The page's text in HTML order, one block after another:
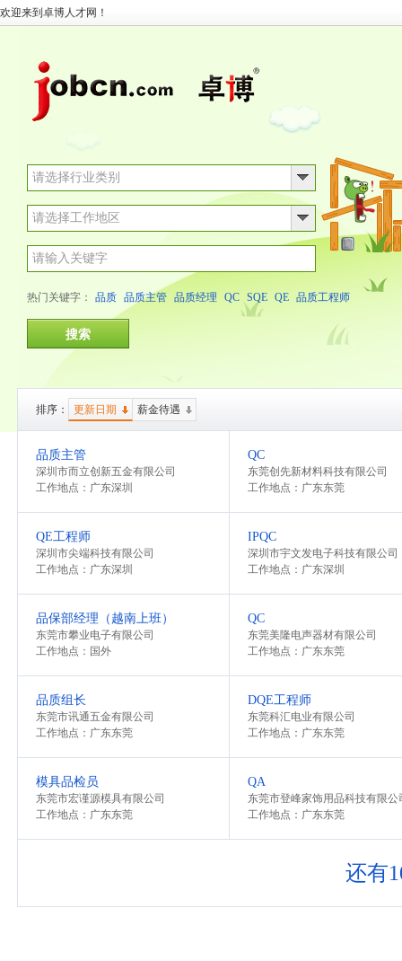
欢迎来到卓博人才网！
请选择行业类别
热门关键字： 品质 品质主管 品质经理 QC SQE QE 品质工程师
排序： 更新日期 薪金待遇
品质主管
深圳市而立创新五金有限公司
工作地点：广东深圳
QC
东莞创先新材料科技有限公司
工作地点：广东东莞
QE工程师
深圳市尖端科技有限公司
工作地点：广东深圳
IPQC
深圳市宇文发电子科技有限公司
工作地点：广东深圳
品保部经理（越南上班）
东莞市攀业电子有限公司
工作地点：国外
QC
东莞美隆电声器材有限公司
工作地点：广东东莞
品质组长
东莞市讯通五金有限公司
工作地点：广东东莞
DQE工程师
东莞科汇电业有限公司
工作地点：广东东莞
模具品检员
东莞市宏谨源模具有限公司
工作地点：广东东莞
QA
东莞市登峰家饰用品科技有限公
工作地点：广东东莞
还有